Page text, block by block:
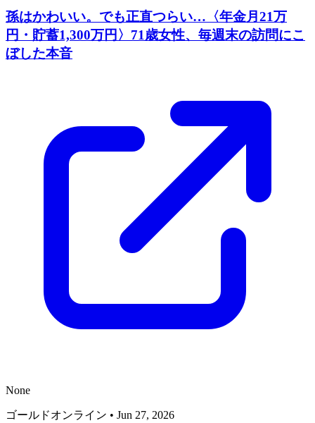
孫はかわいい。でも正直つらい…〈年金月21万
円・貯蓄1,300万円〉71歳女性、毎週末の訪問にこ
ぼした本音
None
ゴールドオンライン • Jun 27, 2026